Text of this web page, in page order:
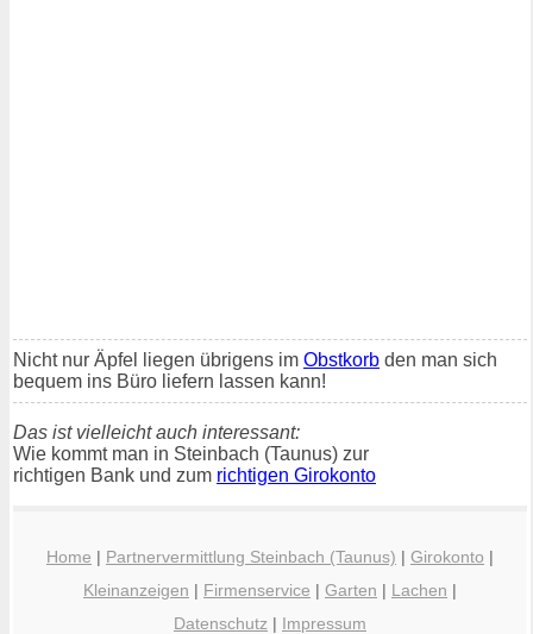
Nicht nur Äpfel liegen übrigens im Obstkorb den man sich
bequem ins Büro liefern lassen kann!
Das ist vielleicht auch interessant:
Wie kommt man in Steinbach (Taunus) zur
richtigen Bank und zum richtigen Girokonto
Home | Partnervermittlung Steinbach (Taunus) | Girokonto |
Kleinanzeigen | Firmenservice | Garten | Lachen |
Datenschutz | Impressum